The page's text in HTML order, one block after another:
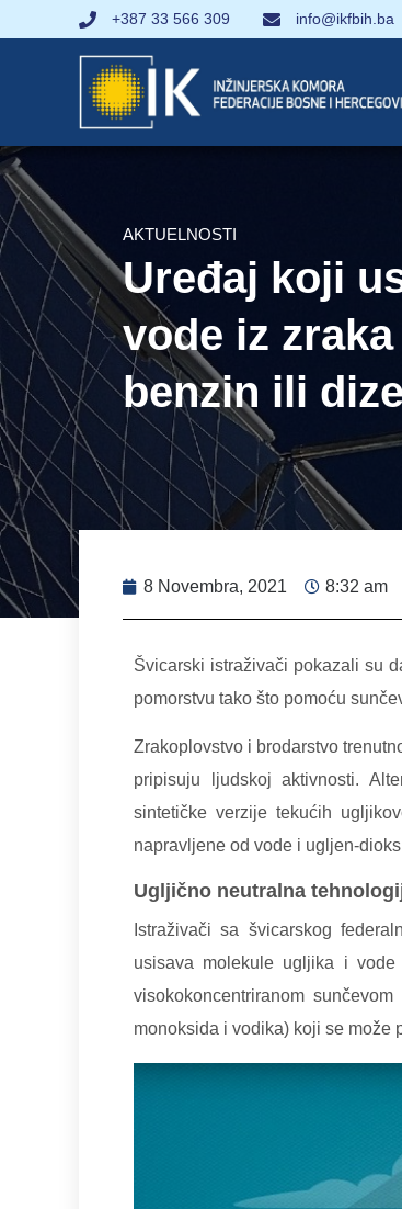
+387 33 566 309 info@ikfbih.ba
AKTUELNOSTI
Uređaj koji
vode iz
benzin ili
8 Novembra, 2021 8:32 am
Švicarski istraživači pokazali su
pomorstvu tako što pomoću
Zrakoplovstvo i brodarstvo
pripisuju ljudskoj aktivnosti.
sintetičke verzije tekućih
napravljene od vode i ugljen-
Ugljično neutralna
Istraživači sa švicarskog
usisava molekule ugljika i
visokokoncentriranom
monoksida i vodika) koji se može